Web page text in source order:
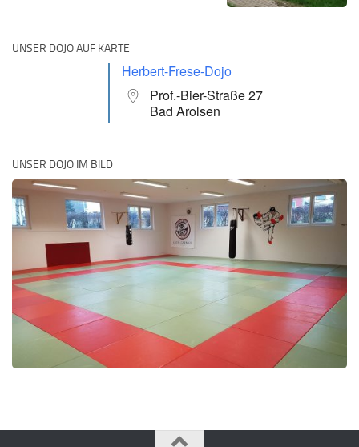
UNSER DOJO AUF KARTE
Herbert-Frese-Dojo
Prof.-Bier-Straße 27
Bad Arolsen
UNSER DOJO IM BILD